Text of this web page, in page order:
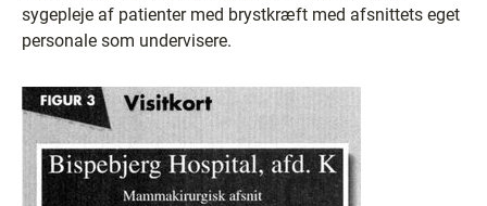
sygepleje af patienter med brystkræft med afsnittets eget
personale som undervisere.